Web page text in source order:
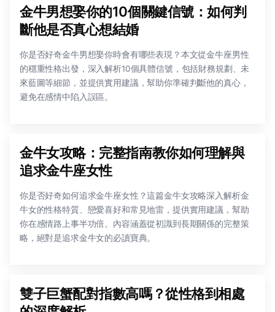
金牛男想娶你的10個關鍵信號：如何判
斷他是否真心想結婚
你是否好奇金牛男想娶你時會有哪些表現？本文從金牛座男性
的穩重性格出發，深入解析10個具體信號，包括財務規劃、未
來藍圖等細節，並提供實用建議，幫助你準確判斷他的真心，
避免在感情中陷入誤區。
金牛女攻略：完整指南教你如何理解與
追求金牛座女性
你是否好奇如何追求金牛座女性？這篇金牛女攻略深入解析金
牛女的性格特質、戀愛喜好和常見地雷，提供實用建議，幫助
你在感情路上事半功倍。內容涵蓋從初識到長期關係的完整策
略，絕對是追求金牛女的必讀寶典。
雙子巨蟹配對指數高嗎？從性格到相處